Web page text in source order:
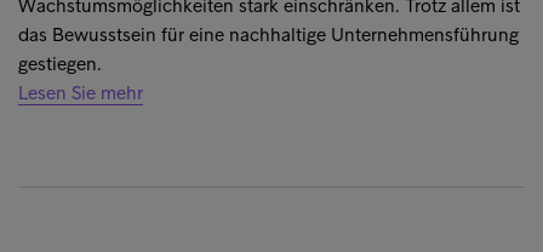
Wachstumsmöglichkeiten stark einschränken. Trotz allem ist
das Bewusstsein für eine nachhaltige Unternehmensführung
gestiegen.
Lesen Sie mehr